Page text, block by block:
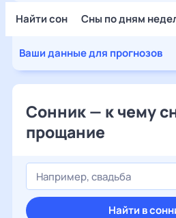
Найти сон Сны по дням
Ваши данные для прогнозов
Сонник — к чему
прощание
Найти в